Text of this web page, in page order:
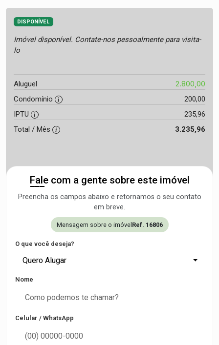
DISPONÍVEL
Imóvel disponível. Contate-nos pessoalmente para visita-
lo
Aluguel 2.800,00
Condomínio
200,00
IPTU
235,96
Total / Mês
3.235,96
Fale com a gente sobre este imóvel
Preencha os campos abaixo e retornamos o seu contato
em breve.
Mensagem sobre o imóvel Ref. 16806
O que você deseja?
Quero Alugar
Nome
Celular / WhatsApp